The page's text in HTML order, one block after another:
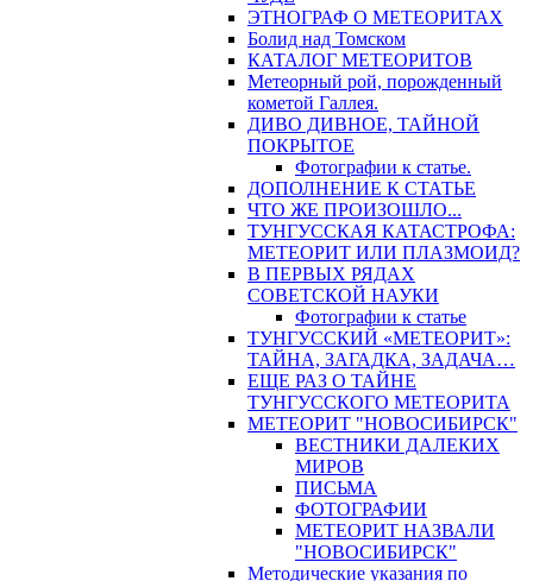
ЭТНОГРАФ О МЕТЕОРИТАХ
Болид над Томском
КАТАЛОГ МЕТЕОРИТОВ
Метеорный рой, порожденный
кометой Галлея.
ДИВО ДИВНОЕ, ТАЙНОЙ
ПОКРЫТОЕ
Фотографии к статье.
ДОПОЛНЕНИЕ К СТАТЬЕ
ЧТО ЖЕ ПРОИЗОШЛО...
ТУНГУССКАЯ КАТАСТРОФА:
МЕТЕОРИТ ИЛИ ПЛАЗМОИД?
В ПЕРВЫХ РЯДАХ
СОВЕТСКОЙ НАУКИ
Фотографии к статье
ТУНГУССКИЙ «МЕТЕОРИТ»:
ТАЙНА, ЗАГАДКА, ЗАДАЧА…
ЕЩЕ РАЗ О ТАЙНЕ
ТУНГУССКОГО МЕТЕОРИТА
МЕТЕОРИТ "НОВОСИБИРСК"
ВЕСТНИКИ ДАЛЕКИХ
МИРОВ
ПИСЬМА
ФОТОГРАФИИ
МЕТЕОРИТ НАЗВАЛИ
"НОВОСИБИРСК"
Методические указания по